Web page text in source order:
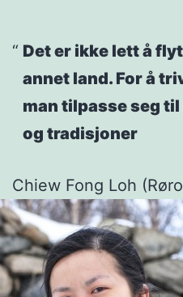
Det er ikke lett å
annet land. For å
man tilpasse seg
og tradisjoner
Chiew Fong Loh